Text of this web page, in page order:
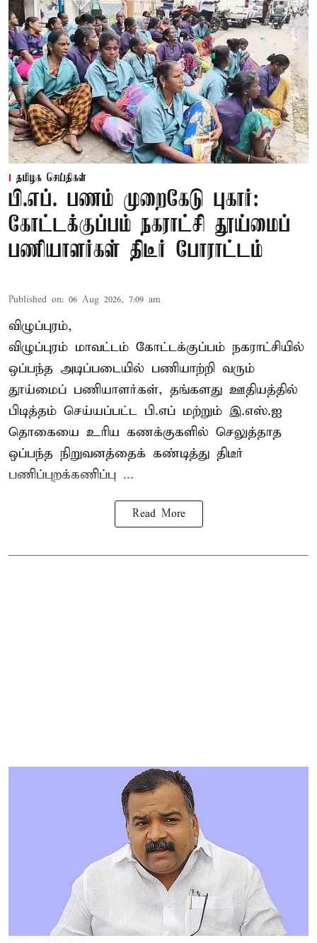
தமிழக செய்திகள்
பி.எப். பணம் முறைகேடு புகார்:
கோட்டக்குப்பம் நகராட்சி தூய்மைப்
பணியாளர்கள் திடீர் போராட்டம்
Published on: 06 Aug 2026, 7:09 am
விழுப்புரம்,
விழுப்புரம் மாவட்டம் கோட்டக்குப்பம் நகராட்சியில்
ஒப்பந்த அடிப்படையில் பணியாற்றி வரும்
தூய்மைப் பணியாளர்கள், தங்களது ஊதியத்தில்
பிடித்தம் செய்யப்பட்ட பி.எப் மற்றும் இ.எஸ்.ஐ
தொகையை உரிய கணக்குகளில் செலுத்தாத
ஒப்பந்த நிறுவனத்தைக் கண்டித்து திடீர்
பணிப்புறக்கணிப்பு ...
Read More